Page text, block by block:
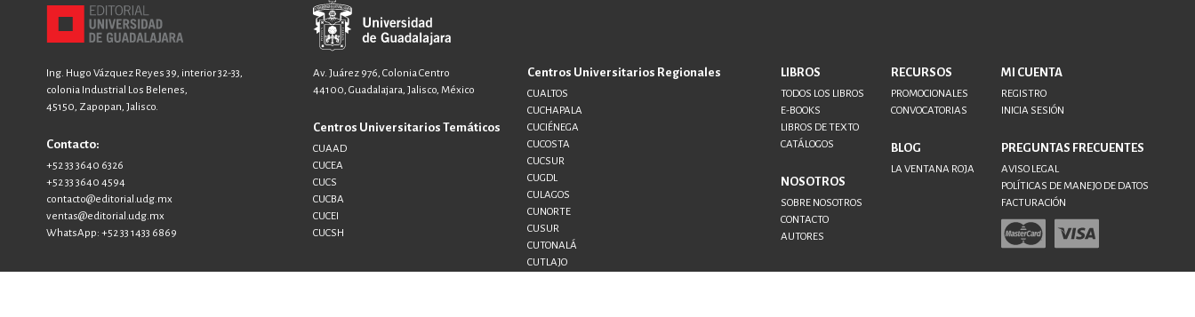
Ing. Hugo Vázquez Reyes 39, interior 32-33,
colonia Industrial Los Belenes,
45150, Zapopan, Jalisco.
Contacto:
+52 33 3640 6326
+52 33 3640 4594
contacto@editorial.udg.mx
ventas@editorial.udg.mx
WhatsApp: +52 33 1433 6869
Av. Juárez 976, Colonia Centro
44100, Guadalajara, Jalisco, México
Centros Universitarios Temáticos
CUAAD
CUCEA
CUCS
CUCBA
CUCEI
CUCSH
Centros Universitarios Regionales
CUALTOS
CUCHAPALA
CUCIÉNEGA
CUCOSTA
CUCSUR
CUGDL
CULAGOS
CUNORTE
CUSUR
CUTONALÁ
CUTLAJO
LIBROS
TODOS LOS LIBROS
E-BOOKS
LIBROS DE TEXTO
CATÁLOGOS
NOSOTROS
SOBRE NOSOTROS
CONTACTO
AUTORES
RECURSOS
PROMOCIONALES
CONVOCATORIAS
BLOG
LA VENTANA ROJA
MI CUENTA
REGISTRO
INICIA SESIÓN
PREGUNTAS FRECUENTES
AVISO LEGAL
POLÍTICAS DE MANEJO DE DATOS
FACTURACIÓN